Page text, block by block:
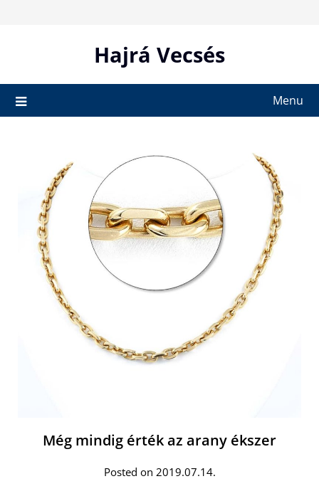
Hajrá Vecsés
Menu
Még mindig érték az arany ékszer
Posted on 2019.07.14.